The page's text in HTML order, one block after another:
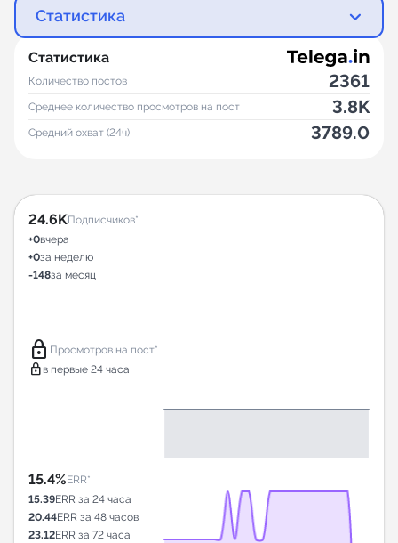
Статистика
Статистика
Количество постов 2361
Среднее количество просмотров на пост 3.8K
Средний охват (24ч) 3789.0
24.6KПодписчиков*
+0вчера
+0за неделю
-148за месяц
lock Просмотров на пост*
lock в первые 24 часа
15.4%ERR*
15.39ERR за 24 часа
20.44ERR за 48 часов
23.12ERR за 72 часа